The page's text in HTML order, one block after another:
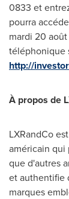
0833 et
pourra
mardi 20
téléphonique
http://
À propos de
LXRandCo
américain qui
que d'autres
et authentifie
marques